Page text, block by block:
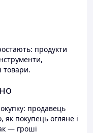
продукти
товари.
продавець
покупець огляне і
— гроші